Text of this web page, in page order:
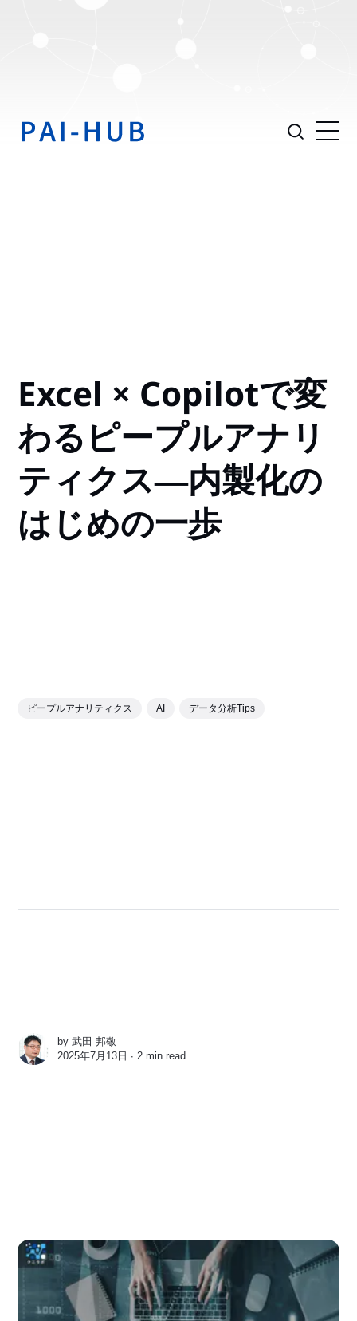
Excel × Copilotで変
わるピープルアナリ
ティクス―内製化の
はじめの一歩
ピープルアナリティクス AI データ分析Tips
by武田 邦敬
2025年7月13日 ∙2 min read